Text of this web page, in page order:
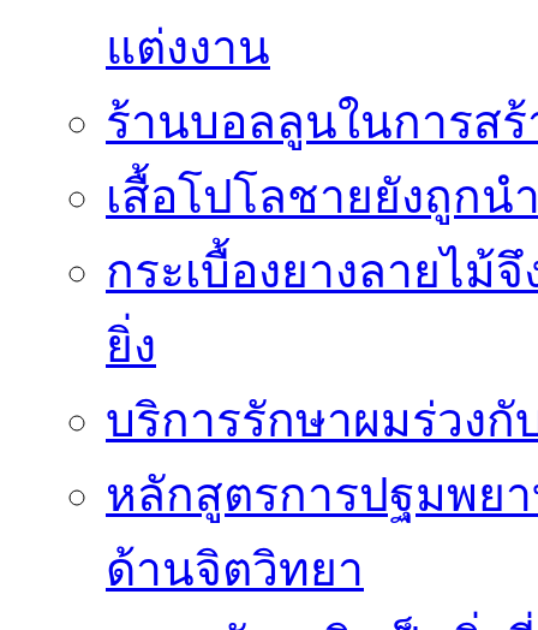
แต่งงาน
ร้านบอลลูนในการสร้
เสื้อโปโลชายยังถูก
กระเบื้องยางลายไม้
ยิ่ง
บริการรักษาผมร่วง
หลักสูตรการปฐมพย
ด้านจิตวิทยา